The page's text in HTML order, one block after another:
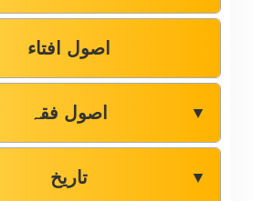
اصول افتاء
اصول فقہ ▼
تاریخ ▼